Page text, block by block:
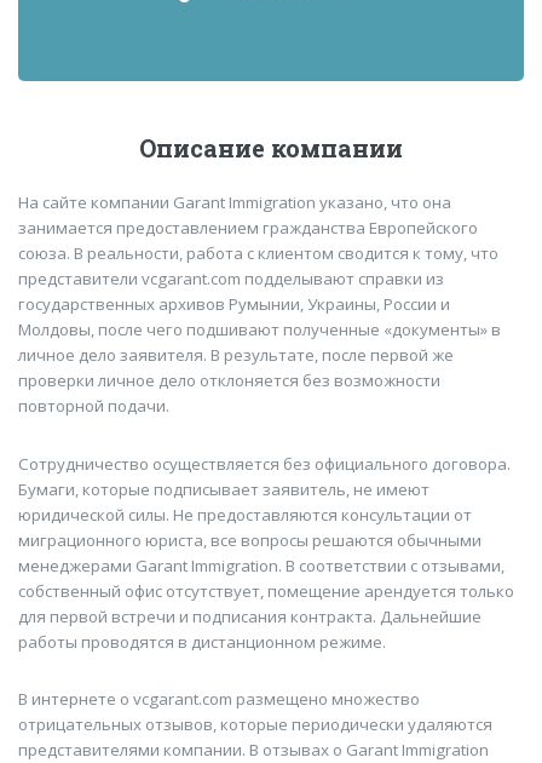
Описание компании
На сайте компании Garant Immigration указано, что она
занимается предоставлением гражданства Европейского
союза. В реальности, работа с клиентом сводится к тому, что
представители vcgarant.com подделывают справки из
государственных архивов Румынии, Украины, России и
Молдовы, после чего подшивают полученные «документы» в
личное дело заявителя. В результате, после первой же
проверки личное дело отклоняется без возможности
повторной подачи.
Сотрудничество осуществляется без официального договора.
Бумаги, которые подписывает заявитель, не имеют
юридической силы. Не предоставляются консультации от
миграционного юриста, все вопросы решаются обычными
менеджерами Garant Immigration. В соответствии с отзывами,
собственный офис отсутствует, помещение арендуется только
для первой встречи и подписания контракта. Дальнейшие
работы проводятся в дистанционном режиме.
В интернете о vcgarant.com размещено множество
отрицательных отзывов, которые периодически удаляются
представителями компании. В отзывах о Garant Immigration